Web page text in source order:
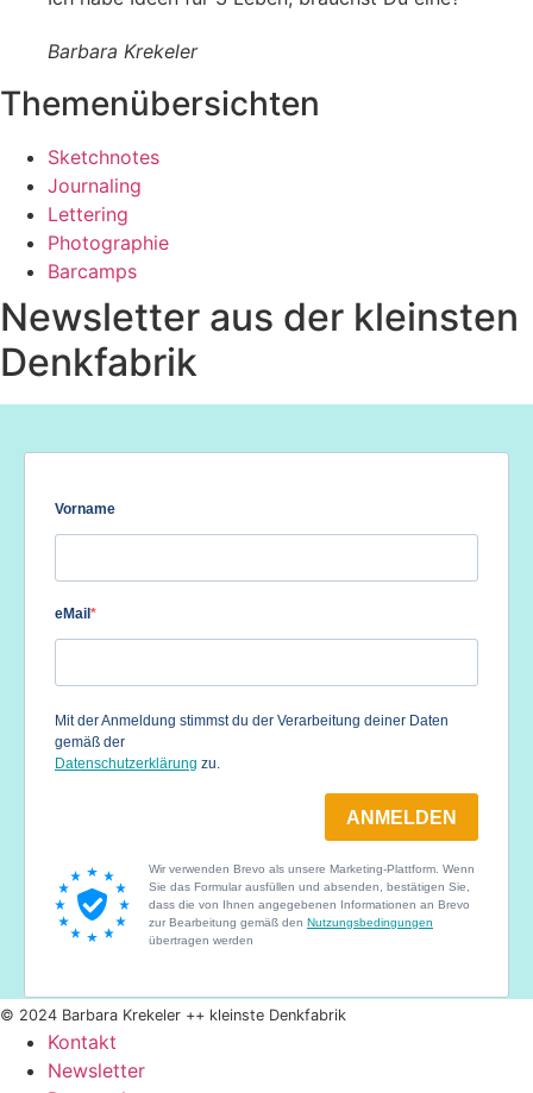
Barbara Krekeler
Themenübersichten
Sketchnotes
Journaling
Lettering
Photographie
Barcamps
Newsletter aus der kleinsten
Denkfabrik
© 2024 Barbara Krekeler ++ kleinste Denkfabrik
Kontakt
Newsletter